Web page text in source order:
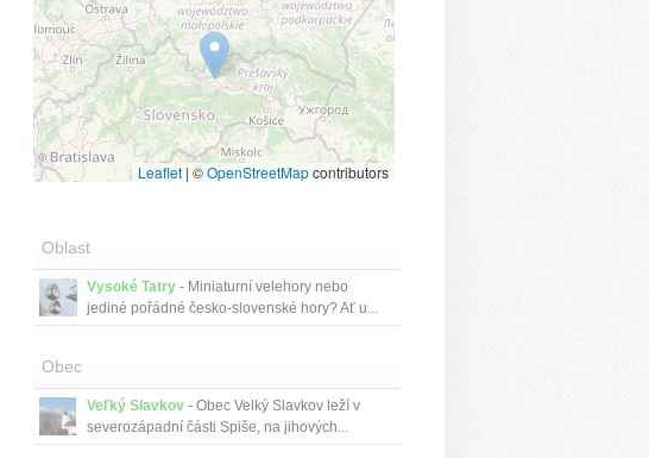
Leaflet | ©OpenStreetMapcontributors
Oblast
Vysoké Tatry - Miniaturní velehory nebo
jediné pořádné česko-slovenské hory? Ať u...
Obec
Veľký Slavkov - Obec Velký Slavkov leží v
severozápadní části Spiše, na jihových...